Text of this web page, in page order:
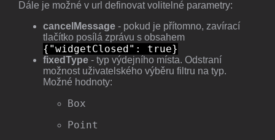
Dále je možné v url definovat volitelné parametry:
cancelMessage - pokud je přítomno, zavírací
tlačítko posílá zprávu s obsahem
{"widgetClosed": true}
fixedType - typ výdejního místa. Odstraní
možnost uživatelského výběru filtru na typ.
Možné hodnoty:
Box
Point